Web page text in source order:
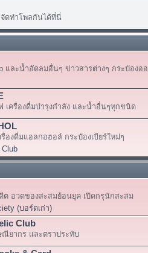
ดทำโพลกันได้ที่นี่
และน้ำอัดลมอื่นๆ ข่าวสารต่างๆ กระป๋องอ
เครื่องดื่มบำรุงกำลัง และน้ำอื่นๆทุกชนิด
องดื่มแอลกอฮอล์ กระป๋องเบียร์ใหม่ๆ
Club
ดีต อวดของสะสมย้อนยุค เปิดกรุนักสะสม
(บอร์ดเก่า)
Club
ยากร และตราประทับ